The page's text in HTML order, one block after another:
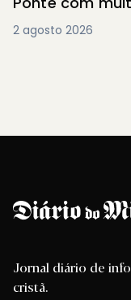
2 agosto 2026
Jornal diário de
cristã.